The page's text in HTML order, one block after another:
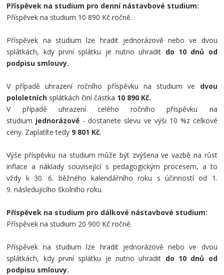
Příspěvek na studium pro denní nástavbové studium:
Příspěvek na studium 10 890 Kč ročně.
Příspěvek na studium lze hradit jednorázově nebo ve dvou
splátkách, kdy první splátku je nutno uhradit do 10 dnů od
podpisu smlouvy.
V případě uhrazení ročního příspěvku na studium ve
dvou
pololetních splátkách činí částka 10 890 Kč.
V případě uhrazení celého ročního příspěvku na
studium jednorázově - dostanete slevu ve výši 10 %z celkové
ceny. Zaplatíte tedy 9 801 Kč.
Výše příspěvku na studium může být zvýšena ve vazbě na růst
inflace a náklady související s pedagogickým procesem, a to
vždy k 30. 6. běžného kalendářního roku s účinností od 1.
9. následujícího školního roku.
Příspěvek na studium pro dálkové nástavbové studium:
Příspěvek na studium 20 900 Kč ročně.
Příspěvek na studium lze hradit jednorázově nebo ve dvou
splátkách, kdy první splátku je nutno uhradit do 10 dnů od
podpisu smlouvy.